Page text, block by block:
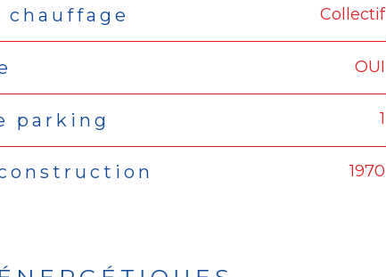
chauffage Collectif
OUI
parking 1
1970